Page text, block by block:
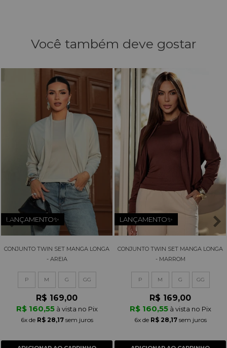
Você também deve gostar
LANÇAMENTO✨
CONJUNTO TWIN SET MANGA LONGA
- AREIA
P M G GG
R$ 169,00
R$ 160,55 à vista no Pix
6xde R$ 28,17sem juros
LANÇAMENTO✨
CONJUNTO TWIN SET MANGA LONGA
- MARROM
P M G GG
R$ 169,00
R$ 160,55 à vista no Pix
6xde R$ 28,17sem juros